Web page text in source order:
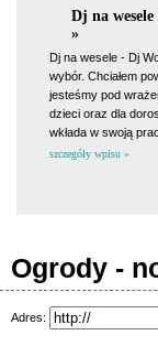
Dj na
»
Dj na wesele - Dj
wybór. Chciałem
jesteśmy pod
dzieci oraz dla
wkłada w swoją
szczegóły wpisu »
Ogrody -
Adres: